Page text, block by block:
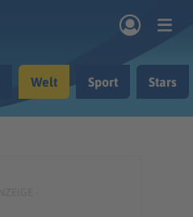
Nachrichten
Welt Sport Stars